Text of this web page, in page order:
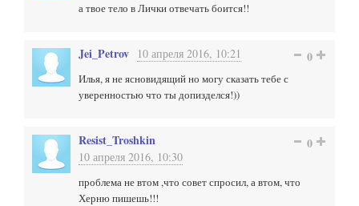
а твое тело в Лички отвечать боится!!
Jei_Petrov 10 апреля 2016, 10:21 0
Илья, я не ясновидящий но могу сказать тебе с
уверенностью что ты допизделся!))
Resist_Troshkin
10 апреля 2016, 10:30
0
проблема не втом ,что совет спросил, а втом, что
Херню пишешь!!!